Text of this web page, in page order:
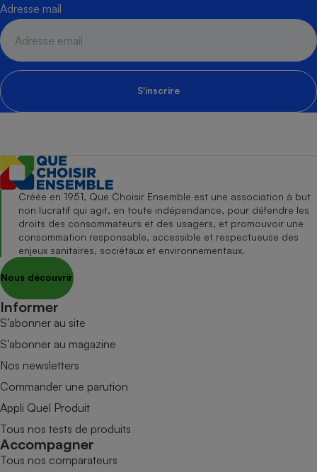
Adresse mail
S'inscrire
Créée en 1951, Que Choisir Ensemble est une association à but
non lucratif qui agit, en toute indépendance, pour défendre les
droits des consommateurs et des usagers, et promouvoir une
consommation responsable, accessible et respectueuse des
enjeux sanitaires, sociétaux et environnementaux.
Nous découvrir
Informer
S’abonner au site
S’abonner au magazine
Nos newsletters
Commander une parution
Appli Quel Produit
Tous nos tests de produits
Accompagner
Tous nos comparateurs